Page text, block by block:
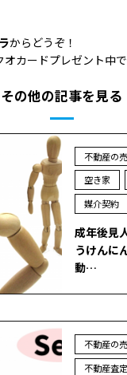
からどうぞ！
オカードプレゼント中
その他の記事を見る
不動産の
空き家
媒介契約
成年後見
うけんに
動…
不動産の
不動産査定